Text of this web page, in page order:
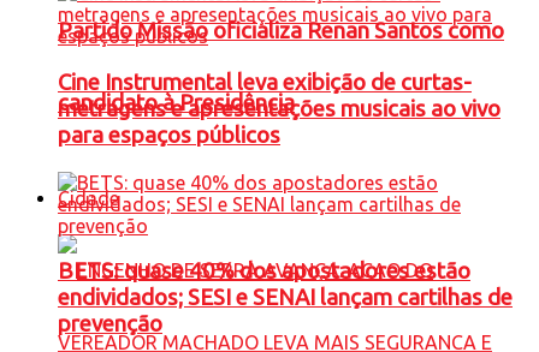
Partido Missão oficializa Renan Santos como
candidato à Presidência
Cidade
Cine Instrumental leva exibição de curtas-
metragens e apresentações musicais ao vivo
para espaços públicos
BETS: quase 40% dos apostadores estão
endividados; SESI e SENAI lançam cartilhas de
prevenção